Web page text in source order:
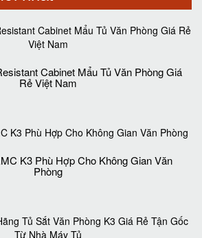
Cabinet Mẩu Tủ Văn Phòng Giá
Rẻ Việt Nam
K3 Phù Hợp Cho Không Gian Văn
Phòng